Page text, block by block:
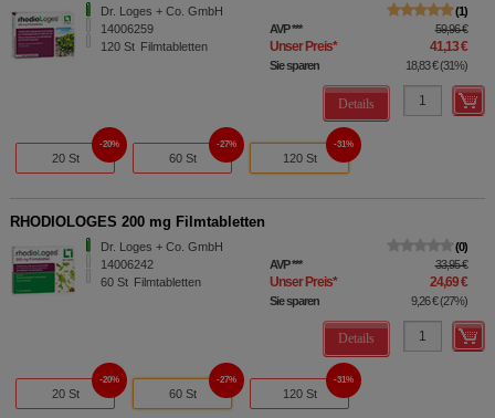
Dr. Loges + Co. GmbH
14006259
120 St Filmtabletten
1
AVP*** 59,96 €
Unser Preis* 41,13 €
Sie sparen 18,83 €(31%)
Details
20 St
20%
60 St
27%
120 St
31%
RHODIOLOGES 200 mg Filmtabletten
Dr. Loges + Co. GmbH
14006242
60 St Filmtabletten
0
AVP*** 33,95 €
Unser Preis* 24,69 €
Sie sparen 9,26 €(27%)
Details
20 St
20%
60 St
27%
120 St
31%